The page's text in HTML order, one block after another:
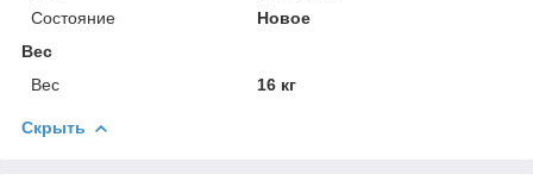
Состояние
Новое
Вес
Вес
16 кг
Скрыть